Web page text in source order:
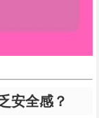
安全感？